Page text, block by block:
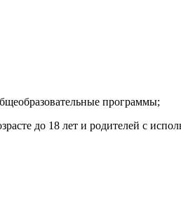
программы;
до 18 лет и родителей с